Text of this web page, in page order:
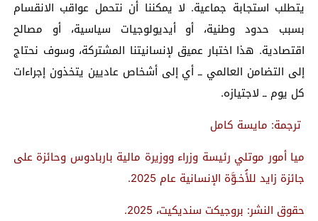
يتطلب استجابة جماعية. لا يمكننا أن نتحمل عواقب الانقسام
بسبب حدود وطنية، أو أيديولوجيات سياسية، أو مصالح
اقتصادية. هذا اختبار عميق لإنسانيتنا المشتركة، وسوف نحتاج
إلى التضامن العالمي ــ أي إلى أشخاص عاديين يتخذون إجراءات
كل يوم ــ لاجتيازه.
ترجمة: مايسة كامل
ميا أمور موتلي رئيسة وزراء ووزيرة مالية باربادوس وحائزة على
جائزة زايد للأُخـوَّة الإنسانية عام 2025.
حقوق النشر: بروجيكت سنديكيت، 2025.